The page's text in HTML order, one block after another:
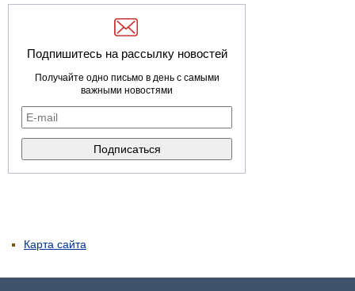
Подпишитесь на рассылку новостей
Получайте одно письмо в день с самыми
важными новостями
Карта сайта